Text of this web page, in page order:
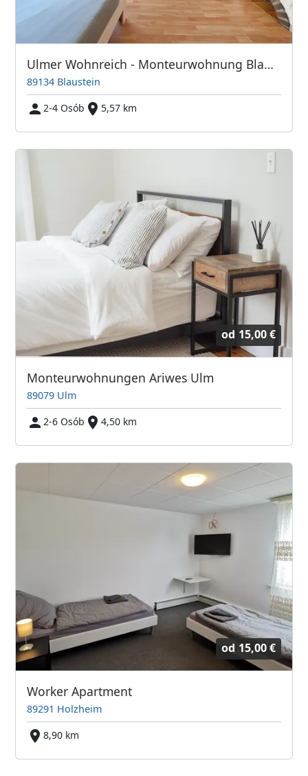
Ulmer Wohnreich - Monteurwohnung Blaustein Mitte
89134 Blaustein
2-4 Osób
5,57 km
od 15,00 €
Monteurwohnungen Ariwes Ulm
89079 Ulm
2-6 Osób
4,50 km
od 15,00 €
Worker Apartment
89291 Holzheim
8,90 km